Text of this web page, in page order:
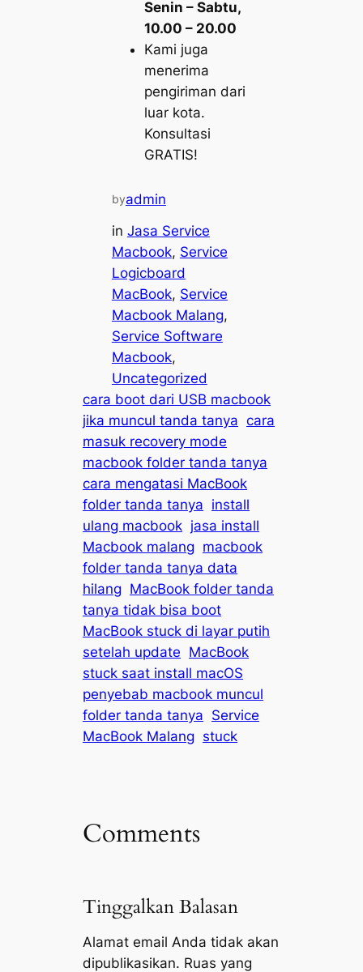
Senin – Sabtu,
10.00 – 20.00
Kami juga
menerima
pengiriman dari
luar kota.
Konsultasi
GRATIS!
byadmin
in Jasa Service
Macbook, Service
Logicboard
MacBook, Service
Macbook Malang
Service Software
Macbook
Uncategorized
cara boot dari USB macbook
jika muncul tanda tanya cara
masuk recovery mode
macbook folder tanda tanya
cara mengatasi MacBook
folder tanda tanya install
ulang macbook jasa install
Macbook malang macbook
folder tanda tanya data
hilang MacBook folder tanda
tanya tidak bisa boot
MacBook stuck di layar putih
setelah update MacBook
stuck saat install macOS
penyebab macbook muncul
folder tanda tanya Service
MacBook Malang stuck
Comments
Tinggalkan Balasan
Alamat email Anda tidak akan
dipublikasikan. Ruas yang